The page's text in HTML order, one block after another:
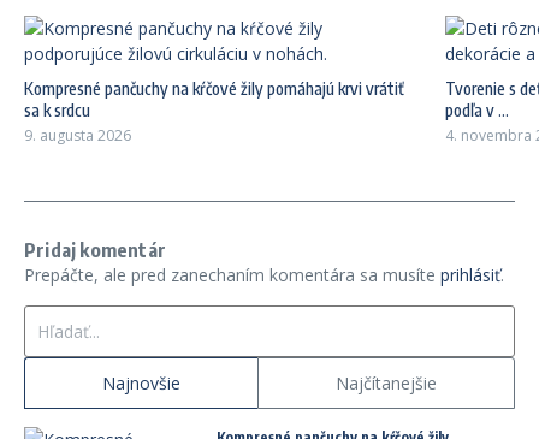
Kompresné pančuchy na kŕčové žily pomáhajú krvi vrátiť
sa k srdcu
9. augusta 2026
Tvorenie s
podľa v ...
4. novembra
Pridaj komentár
Prepáčte, ale pred zanechaním komentára sa musíte prihlásiť.
Najnovšie Najčítanejšie